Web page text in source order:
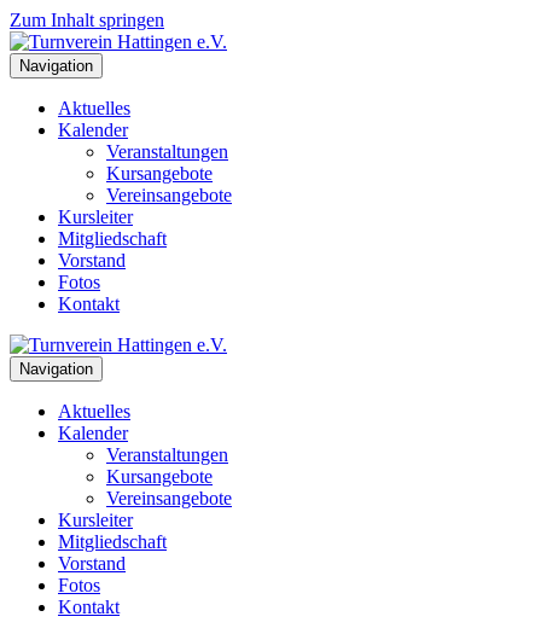
Zum Inhalt springen
Navigation
Aktuelles
Kalender
Veranstaltungen
Kursangebote
Vereinsangebote
Kursleiter
Mitgliedschaft
Vorstand
Fotos
Kontakt
Navigation
Aktuelles
Kalender
Veranstaltungen
Kursangebote
Vereinsangebote
Kursleiter
Mitgliedschaft
Vorstand
Fotos
Kontakt